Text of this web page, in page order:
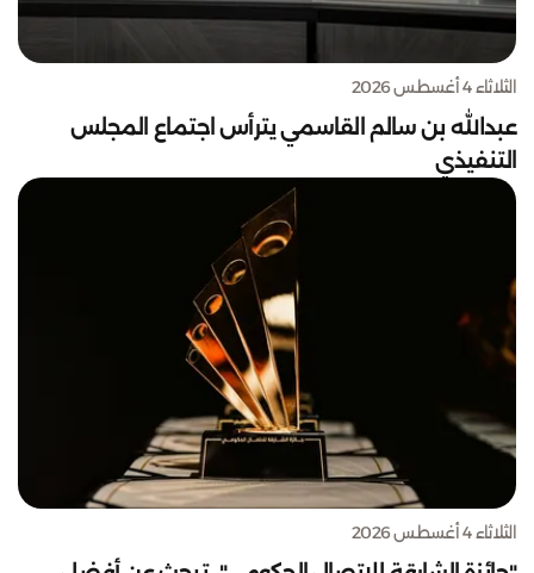
الثلاثاء 4 أغسطس 2026
عبدالله بن سالم القاسمي يترأس اجتماع المجلس
التنفيذي
الثلاثاء 4 أغسطس 2026